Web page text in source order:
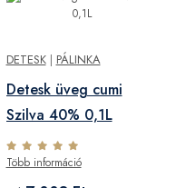
DETESK| PÁLINKA
Detesk üveg cumi
Szilva 40% 0,1L
Több információ